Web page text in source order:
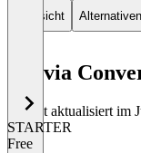
Übersicht Alternativen
Zenvia
Zuletzt aktualisiert im
STARTER
Free